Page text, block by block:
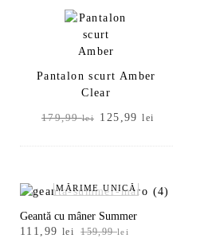
Pantalon scurt Amber
Clear
179,99lei
Prețul
a
179,99 lei.
125,99lei
este:
MĂRIME UNICĂ
Geantă cu mâner Summer
159,99lei
Prețul
111,99 lei
Prețul